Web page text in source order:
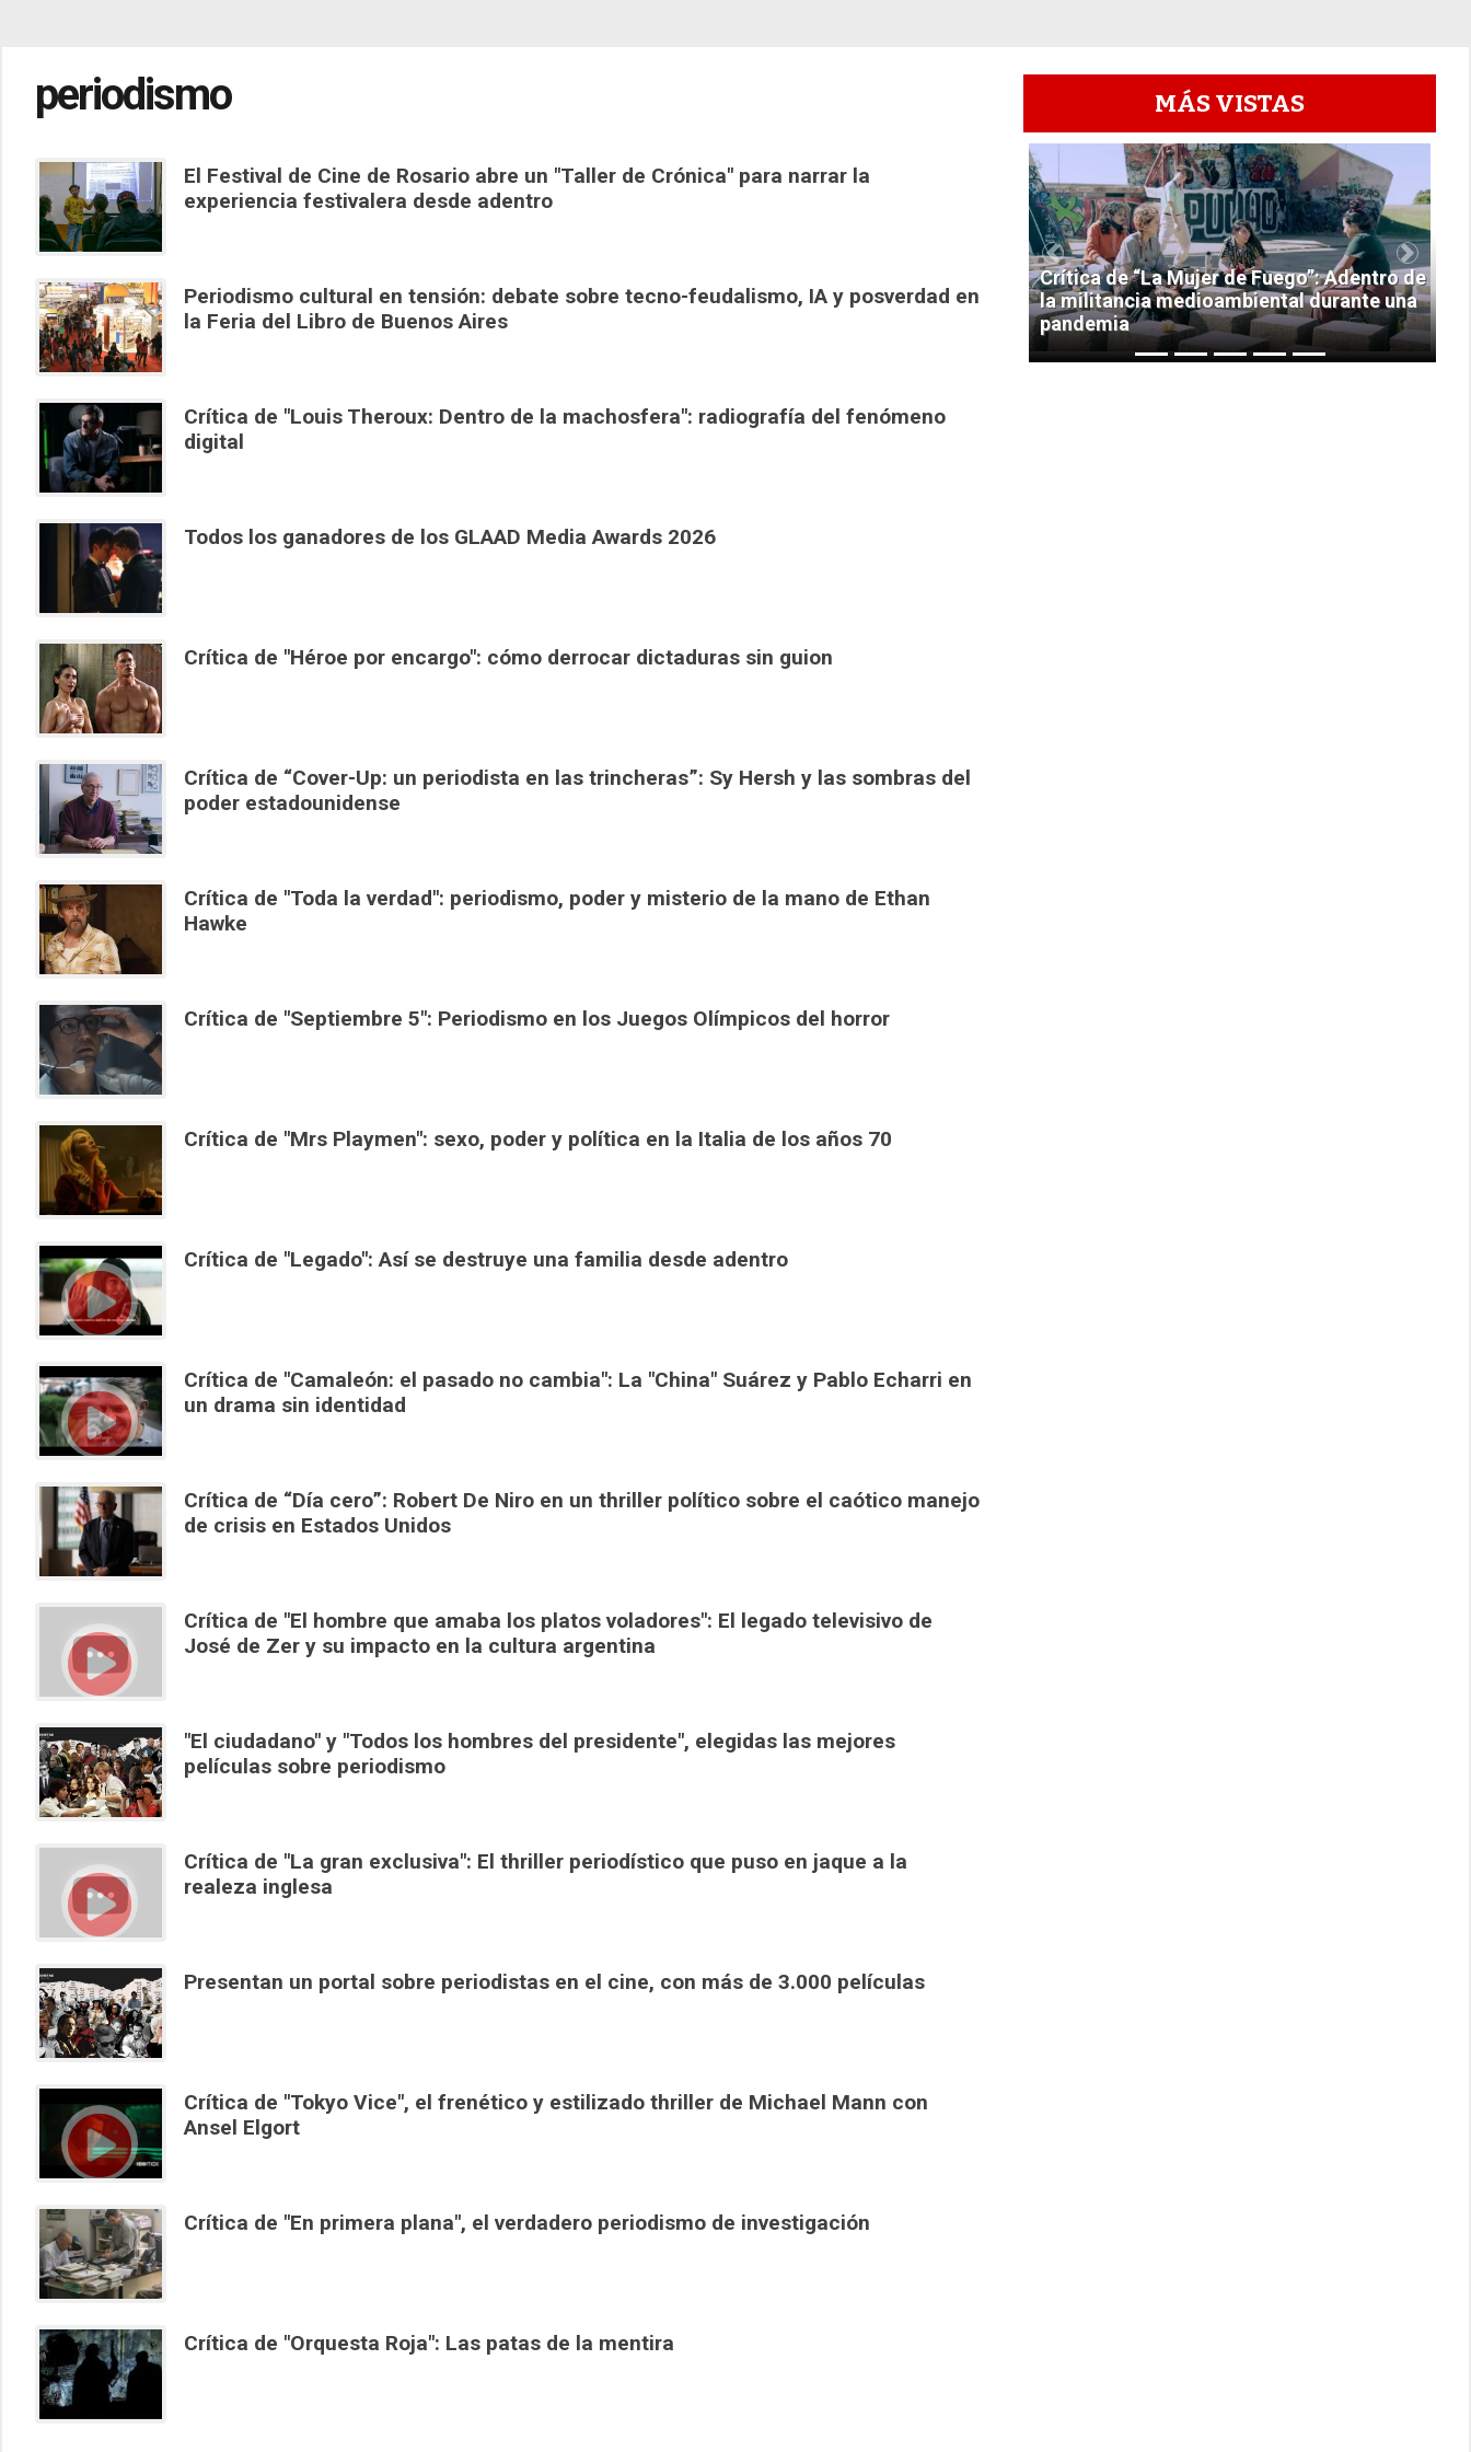
periodismo
El Festival de Cine de Rosario abre un "Taller de Crónica" para narrar la
experiencia festivalera desde adentro
Periodismo cultural en tensión: debate sobre tecno-feudalismo, IA y posverdad en
la Feria del Libro de Buenos Aires
Crítica de "Louis Theroux: Dentro de la machosfera": radiografía del fenómeno
digital
Todos los ganadores de los GLAAD Media Awards 2026
Crítica de "Héroe por encargo": cómo derrocar dictaduras sin guion
Crítica de “Cover-Up: un periodista en las trincheras”: Sy Hersh y las sombras del
poder estadounidense
Crítica de "Toda la verdad": periodismo, poder y misterio de la mano de Ethan
Hawke
Crítica de "Septiembre 5": Periodismo en los Juegos Olímpicos del horror
Crítica de "Mrs Playmen": sexo, poder y política en la Italia de los años 70
Crítica de "Legado": Así se destruye una familia desde adentro
Crítica de "Camaleón: el pasado no cambia": La "China" Suárez y Pablo Echarri en
un drama sin identidad
Crítica de “Día cero”: Robert De Niro en un thriller político sobre el caótico manejo
de crisis en Estados Unidos
Crítica de "El hombre que amaba los platos voladores": El legado televisivo de
José de Zer y su impacto en la cultura argentina
"El ciudadano" y "Todos los hombres del presidente", elegidas las mejores
películas sobre periodismo
Crítica de "La gran exclusiva": El thriller periodístico que puso en jaque a la
realeza inglesa
Presentan un portal sobre periodistas en el cine, con más de 3.000 películas
Crítica de "Tokyo Vice", el frenético y estilizado thriller de Michael Mann con
Ansel Elgort
Crítica de "En primera plana", el verdadero periodismo de investigación
Crítica de "Orquesta Roja": Las patas de la mentira
MÁS VISTAS
1
Crítica de “La Mujer de Fuego”: Adentro de
la militancia medioambiental durante una
pandemia
Previous Next